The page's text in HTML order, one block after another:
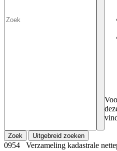
Zoek Uitgebreid zoeken
0954 Verzameling kadastrale